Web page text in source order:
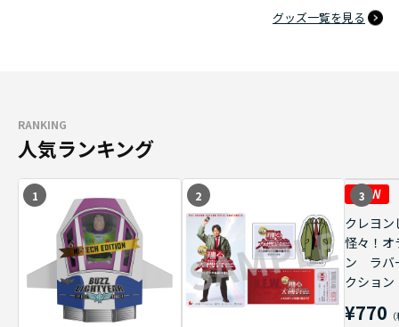
グッズ一覧を見る
RANKING
人気ランキング
1 2 3
クレヨン
怪々！オ
ン ラバ
クショ
¥770